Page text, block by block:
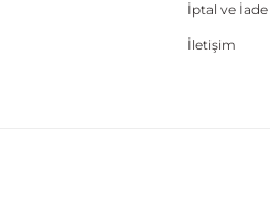
İptal ve
İletişim